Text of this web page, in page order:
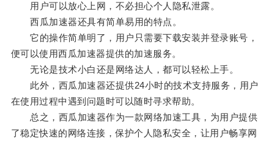
用户可以放心上网，不必担心个人隐私泄露。
西瓜加速器还具有简单易用的特点。
它的操作简单明了，用户只需要下载安装并登录账号，
便可以使用西瓜加速器提供的加速服务。
无论是技术小白还是网络达人，都可以轻松上手。
此外，西瓜加速器还提供24小时的技术支持服务，用户
在使用过程中遇到问题时可以随时寻求帮助。
总之，西瓜加速器作为一款网络加速工具，为用户提供
了稳定快速的网络连接，保护个人隐私安全，让用户畅享网